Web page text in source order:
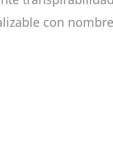
con